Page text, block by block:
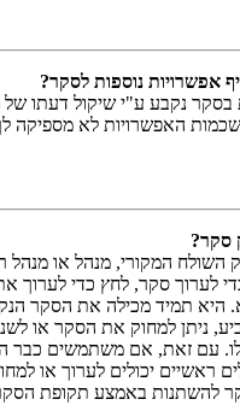
אפשרויות נוספות לסקר?
בסקר נקבע ע"י שיקול דעתו
האפשרויות לא מספיקה
סקר?
השולח המקורי, מנהל או מנהל
לערוך סקר, לחץ כדי לערוך
היא תמיד מכילה את הסקר
ניתן למחוק את הסקר או
עם זאת, אם משתמשים כבר
ראשיים יכולים לערוך או
להשתנות באמצע תקופת